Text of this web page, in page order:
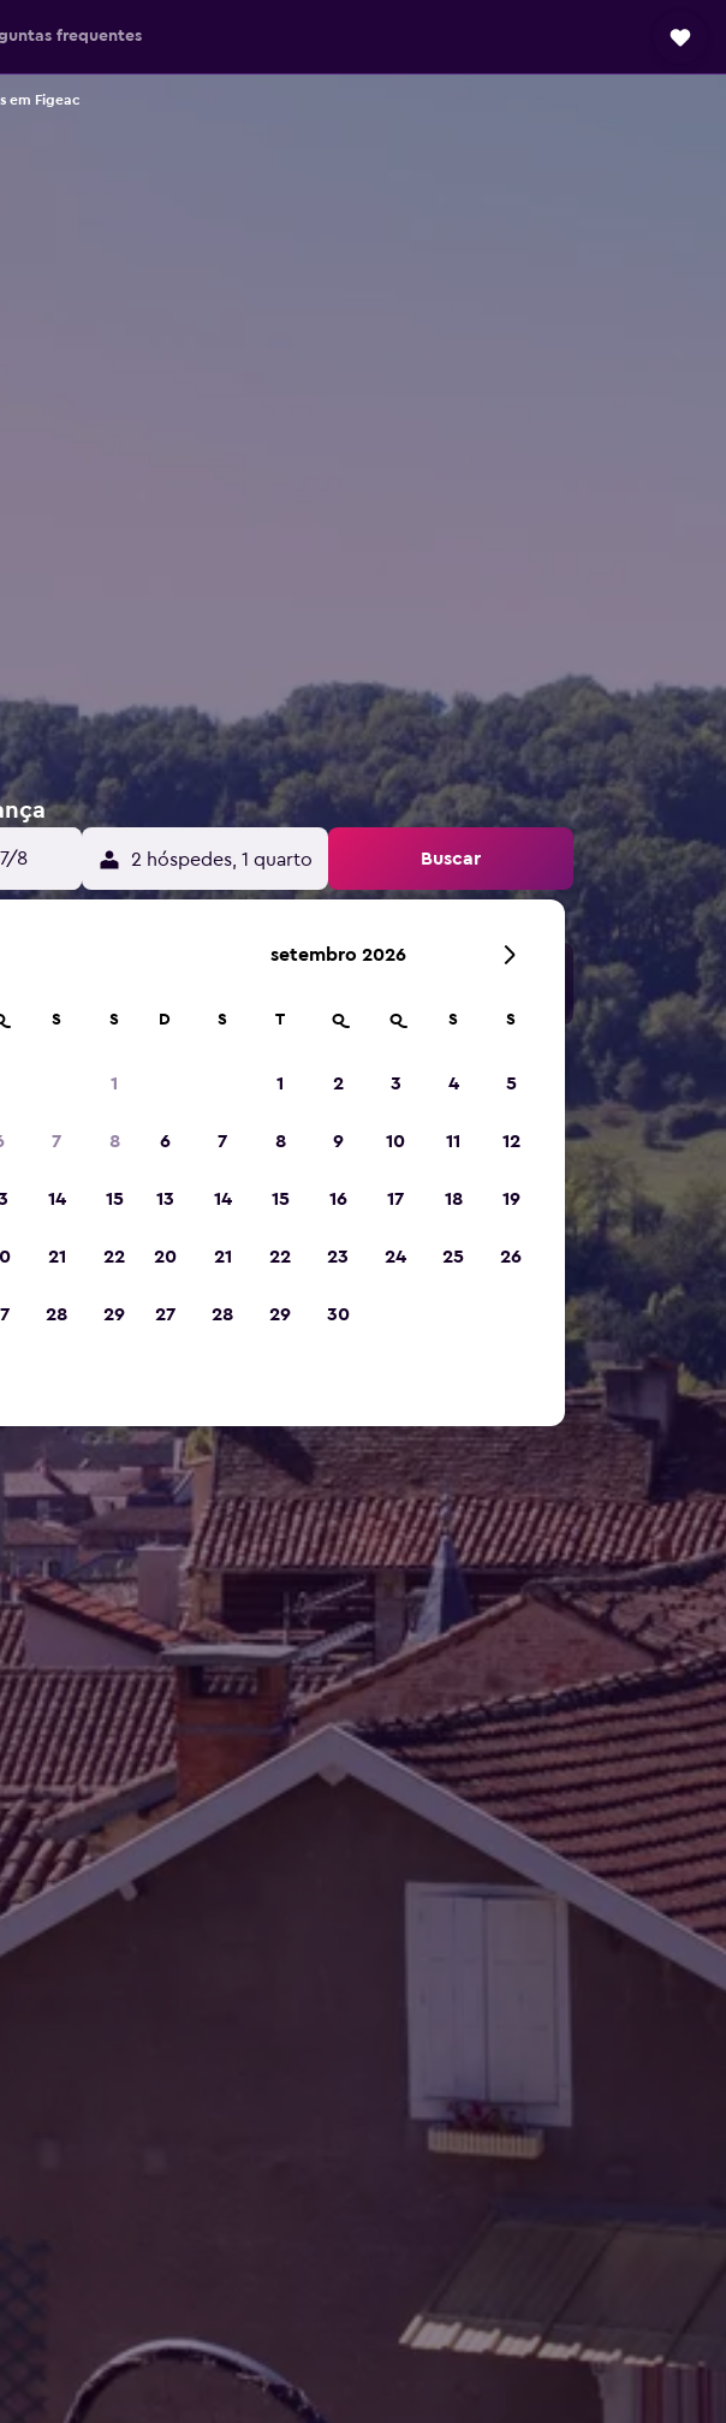
frequentes
em Figeac
8 2 hóspedes, 1 quarto Buscar
S S
1
7 8
14 15
21 22
28 29
setembro 2026
D S T Q Q S S
1 2 3 4 5
6 7 8 9 10 11 12
13 14 15 16 17 18 19
20 21 22 23 24 25 26
27 28 29 30